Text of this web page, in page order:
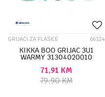
GRIJAČI ZA FLAŠICE 66124
KIKKA BOO GRIJAC 3U1
WARMY 31304020010
71,91 KM
79,90KM